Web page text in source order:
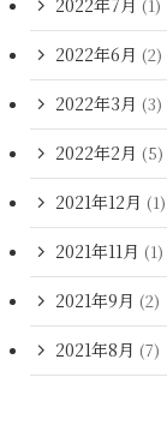
2022年7月 (1)
2022年6月 (2)
2022年3月 (3)
2022年2月 (5)
2021年12月 (1)
2021年11月 (1)
2021年9月 (2)
2021年8月 (7)